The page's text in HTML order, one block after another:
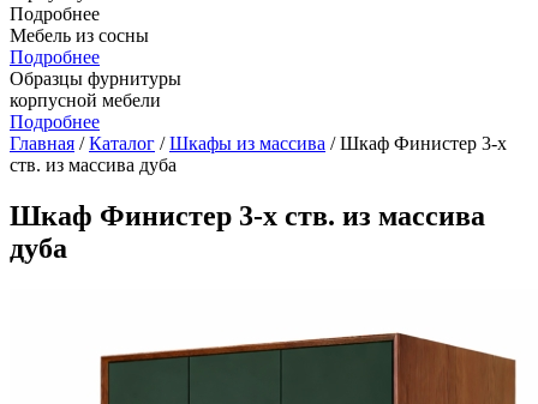
Подробнее
Мебель из сосны
Подробнее
Образцы фурнитуры
корпусной мебели
Подробнее
Главная /Каталог /Шкафы из массива / Шкаф Финистер 3-х
ств. из массива дуба
Шкаф Финистер 3-х ств. из массива
дуба